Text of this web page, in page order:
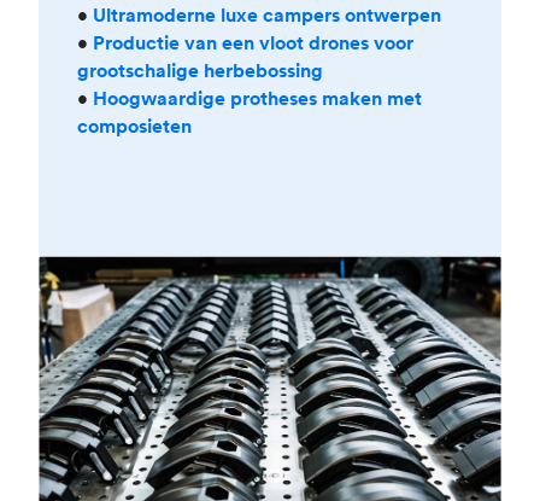
• Ultramoderne luxe campers ontwerpen
• Productie van een vloot drones voor
grootschalige herbebossing
• Hoogwaardige protheses maken met
composieten